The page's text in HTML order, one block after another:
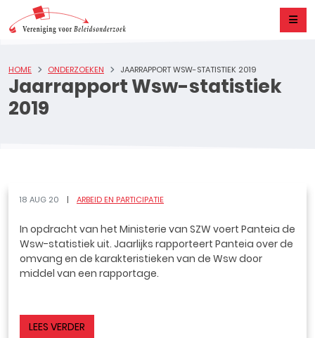
Jaarrapport Wsw-statistiek
2019
HOME ONDERZOEKEN JAARRAPPORT WSW-STATISTIEK 2019
18 AUG 20 ARBEID EN PARTICIPATIE
In opdracht van het Ministerie van SZW voert Panteia de
Wsw-statistiek uit. Jaarlijks rapporteert Panteia over de
omvang en de karakteristieken van de Wsw door
middel van een rapportage.
LEES VERDER